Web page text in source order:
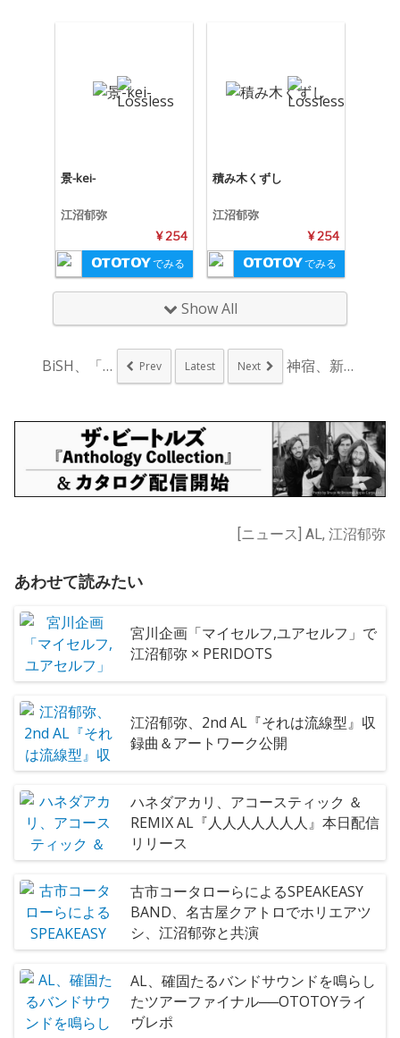
景-kei-
江沼郁弥
¥ 254
でみる
積み木くずし
江沼郁弥
¥ 254
でみる
Show All
BiSH、「#優しい... Prev Latest Next 神宿、新曲「ボクハプ...
[ニュース] AL, 江沼郁弥
あわせて読みたい
宮川企画「マイセルフ,ユアセルフ」で
江沼郁弥 × PERIDOTS
江沼郁弥、2nd AL『それは流線型』収
録曲＆アートワーク公開
ハネダアカリ、アコースティック ＆
REMIX AL『人人人人人人人』本日配信
リリース
古市コータローらによるSPEAKEASY
BAND、名古屋クアトロでホリエアツ
シ、江沼郁弥と共演
AL、確固たるバンドサウンドを鳴らし
たツアーファイナル──OTOTOYライ
ヴレポ